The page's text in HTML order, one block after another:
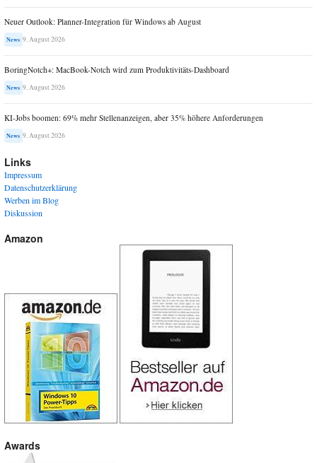
Neuer Outlook: Planner-Integration für Windows ab August
News 9. August 2026
BoringNotch+: MacBook-Notch wird zum Produktivitäts-Dashboard
News 9. August 2026
KI-Jobs boomen: 69% mehr Stellenanzeigen, aber 35% höhere Anforderungen
News 9. August 2026
Links
Impressum
Datenschutzerklärung
Werben im Blog
Diskussion
Amazon
Awards